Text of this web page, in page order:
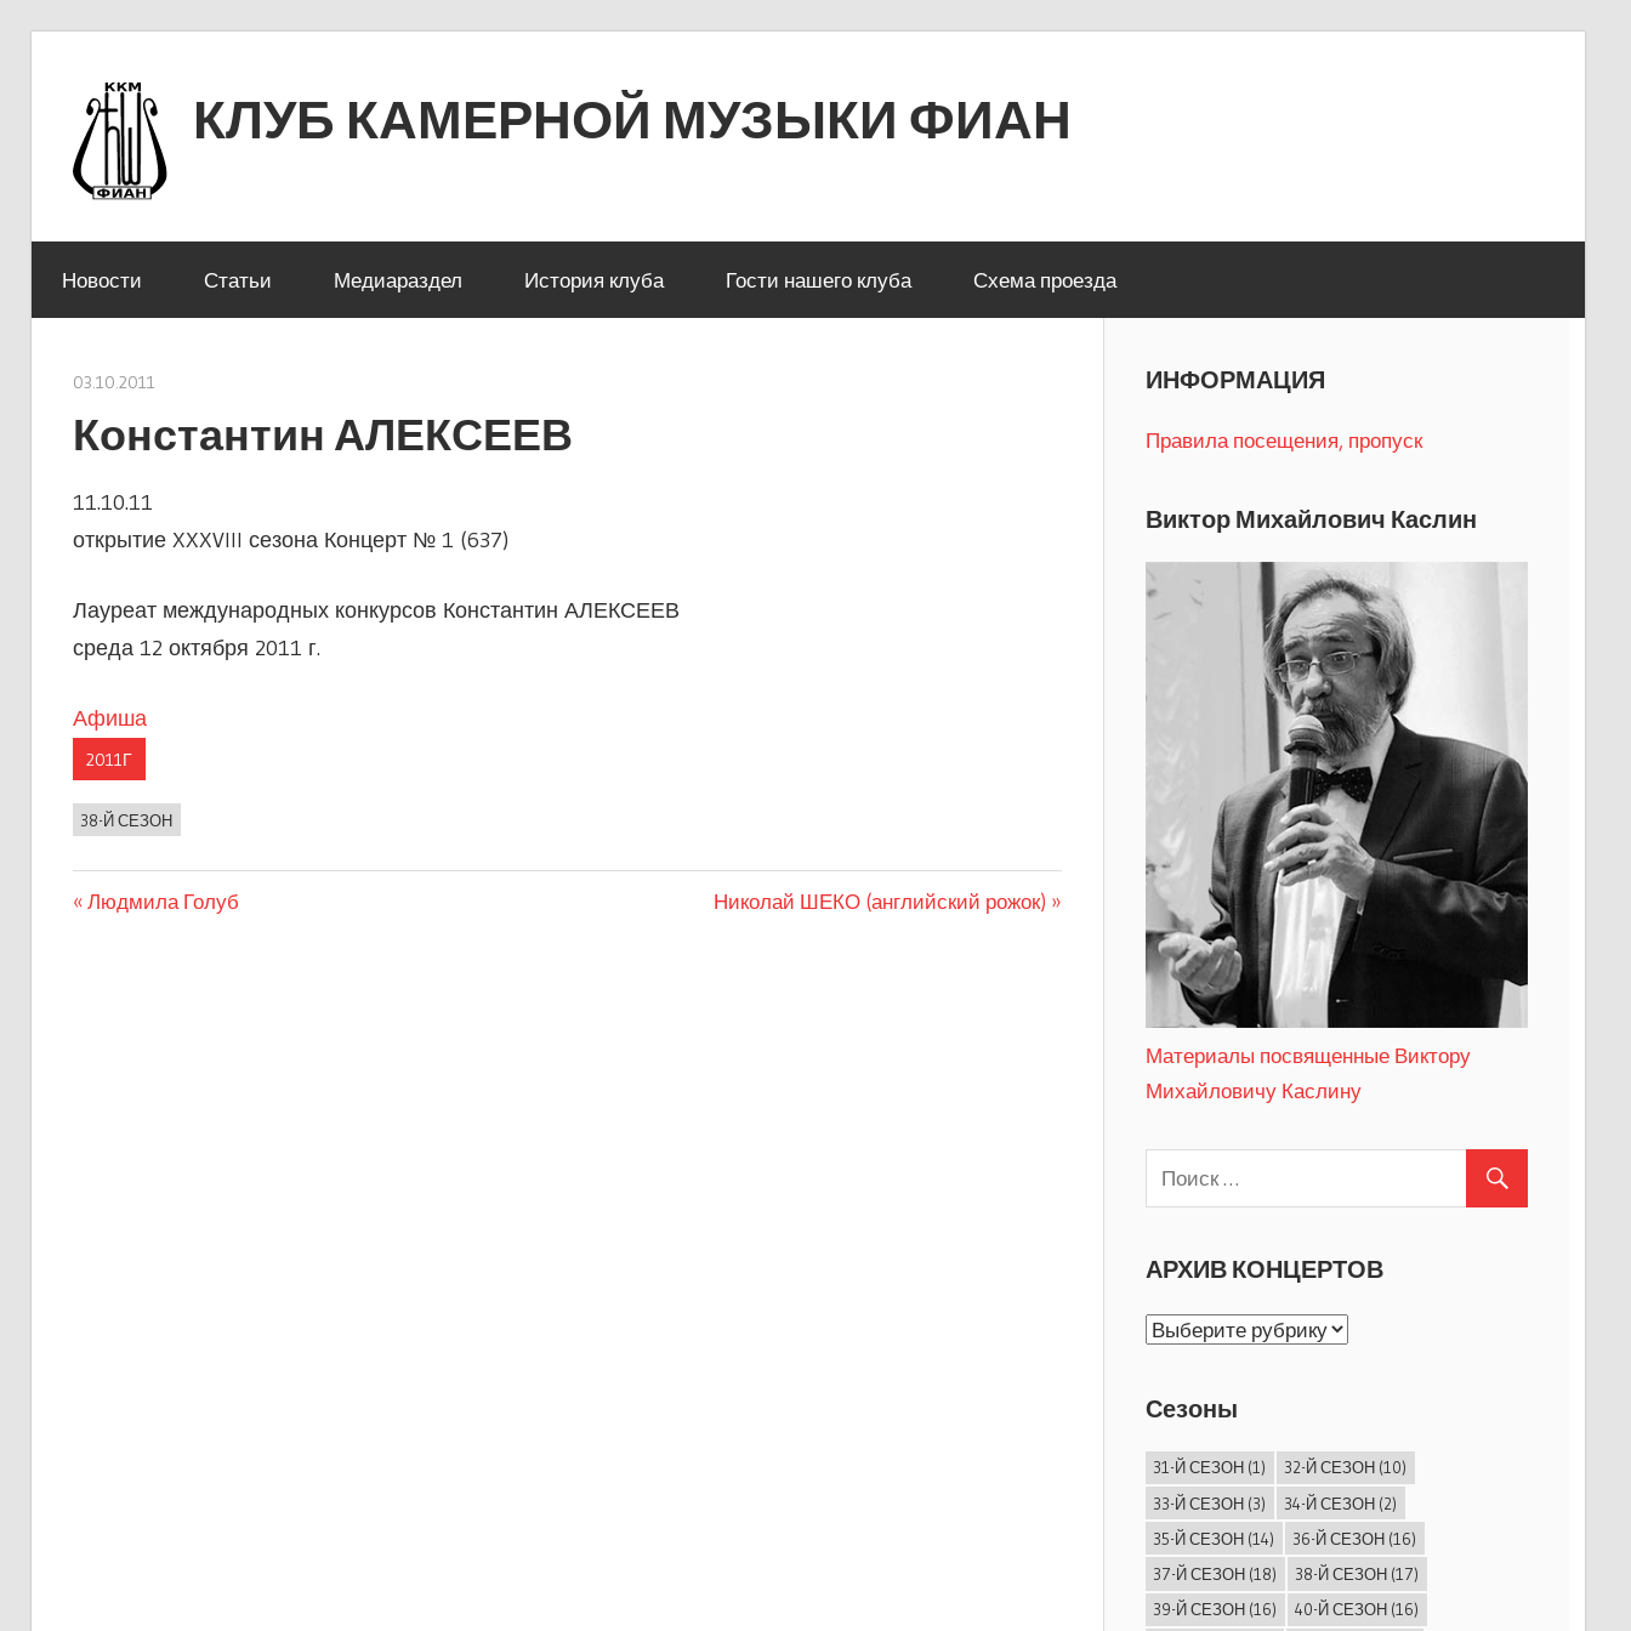
содержимому
КЛУБ КАМЕРНОЙ МУЗЫКИ ФИАН
Новости Статьи Медиараздел История клуба Гости нашего клуба Схема проезда
03.10.2011
Константин АЛЕКСЕЕВ
11.10.11
открытие XXXVIII сезона Концерт № 1 (637)
Лауреат международных конкурсов Константин АЛЕКСЕЕВ
среда 12 октября 2011 г.
Афиша
2011Г
38-Й СЕЗОН
Навигация
Предыдущая
Людмила Голуб
Следующая
Николай ШЕКО (английский рожок)
ИНФОРМАЦИЯ
Правила посещения, пропуск
Виктор Михайлович Каслин
Материалы посвященные Виктору
Михайловичу Каслину
АРХИВ КОНЦЕРТОВ
АРХИВ
Сезоны
31-Й СЕЗОН (1) 32-Й СЕЗОН (10)
33-Й СЕЗОН (3) 34-Й СЕЗОН (2)
35-Й СЕЗОН (14) 36-Й СЕЗОН (16)
37-Й СЕЗОН (18) 38-Й СЕЗОН (17)
39-Й СЕЗОН (16) 40-Й СЕЗОН (16)